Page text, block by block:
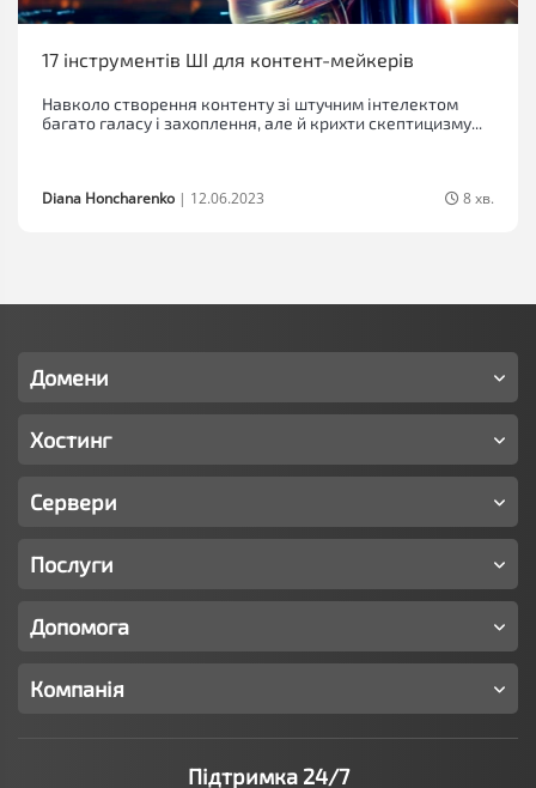
17 інструментів ШІ для контент-мейкерів
Навколо створення контенту зі штучним інтелектом
багато галасу і захоплення, але й крихти скептицизму...
Diana Honcharenko | 12.06.2023 8 хв.
Домени
Хостинг
Сервери
Послуги
Допомога
Компанія
Підтримка 24/7